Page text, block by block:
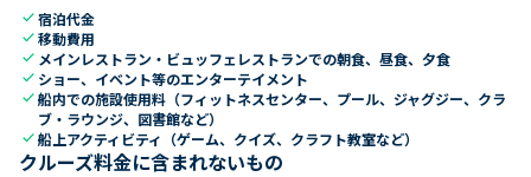
check宿泊代金
check移動費用
check メインレストラン・ビュッフェレストランでの朝食、昼食、夕食
check ショー、イベント等のエンターテイメント
check船内での施設使用料（フィットネスセンター、プール、ジャグジー、クラ
ブ・ラウンジ、図書館など）
check船上アクティビティ（ゲーム、クイズ、クラフト教室など）
クルーズ料金に含まれないもの